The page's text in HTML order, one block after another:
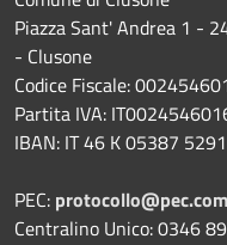
Piazza Sant' Andrea 1 -
- Clusone
Codice Fiscale:
Partita IVA:
IBAN: IT 46 K 05387
PEC:
Centralino Unico: 0346